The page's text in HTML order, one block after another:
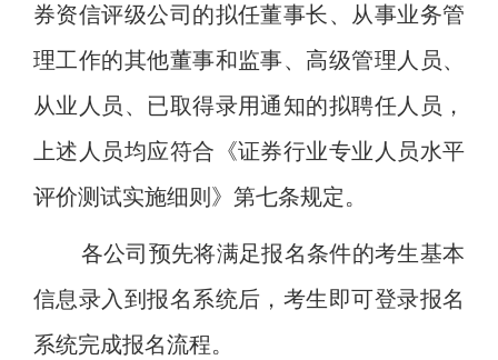
券资信评级公司的拟任董事长、从事业务管
理工作的其他董事和监事、高级管理人员、
从业人员、已取得录用通知的拟聘任人员，
上述人员均应符合《证券行业专业人员水平
评价测试实施细则》第七条规定。
各公司预先将满足报名条件的考生基本
信息录入到报名系统后，考生即可登录报名
系统完成报名流程。